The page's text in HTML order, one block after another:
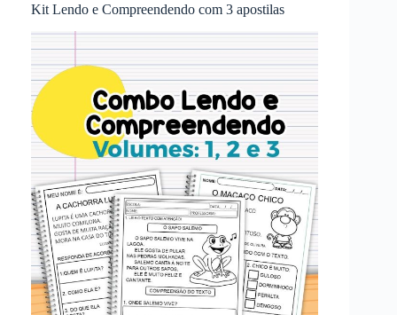
Kit Lendo e Compreendendo com 3 apostilas